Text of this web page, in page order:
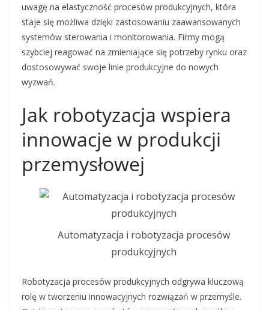
uwagę na elastyczność procesów produkcyjnych, która
staje się możliwa dzięki zastosowaniu zaawansowanych
systemów sterowania i monitorowania. Firmy mogą
szybciej reagować na zmieniające się potrzeby rynku oraz
dostosowywać swoje linie produkcyjne do nowych
wyzwań.
Jak robotyzacja wspiera
innowacje w produkcji
przemysłowej
Automatyzacja i robotyzacja procesów
produkcyjnych
Robotyzacja procesów produkcyjnych odgrywa kluczową
rolę w tworzeniu innowacyjnych rozwiązań w przemyśle.